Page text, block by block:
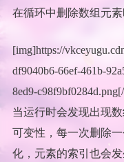
考研计算机
考研数学
友链
在循环中删除数组元
[img]https://
df9040b6-66ef-461b-
8ed9-
当运行时会发现出现
可变性，每一次删除
化，元素的索引也会发